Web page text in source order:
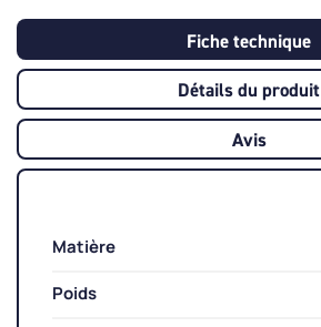
Fiche technique
Détails du produit
Avis
Matière
Poids